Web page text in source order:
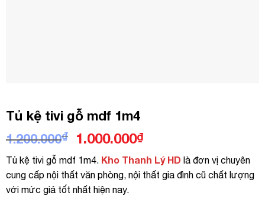
Tủ kệ tivi gỗ mdf 1m4
1.200.000₫
Giá
là:
1.200.000₫.
1.000.000₫Giá
tại
là:
Tủ kệ tivi gỗ mdf 1m4. Kho Thanh Lý HD là đơn vị chuyên
cung cấp nội thất văn phòng, nội thất gia đình cũ chất lượng
với mức giá tốt nhất hiện nay.